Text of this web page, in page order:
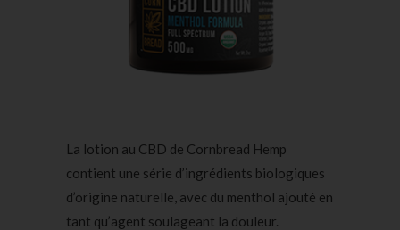
La lotion au CBD de Cornbread Hemp
contient une série d’ingrédients biologiques
d’origine naturelle, avec du menthol ajouté en
tant qu’agent soulageant la douleur.